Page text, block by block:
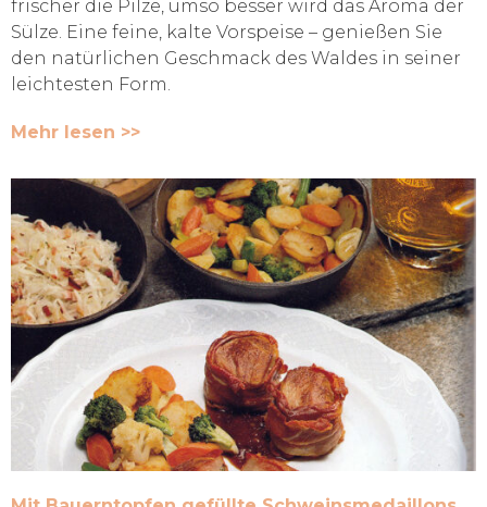
frischer die Pilze, umso besser wird das Aroma der
Sülze. Eine feine, kalte Vorspeise – genießen Sie
den natürlichen Geschmack des Waldes in seiner
leichtesten Form.
Mehr lesen >>